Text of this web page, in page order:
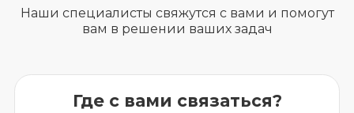
Наши специалисты свяжутся с вами и помогут
вам в решении ваших задач
Где с вами связаться?